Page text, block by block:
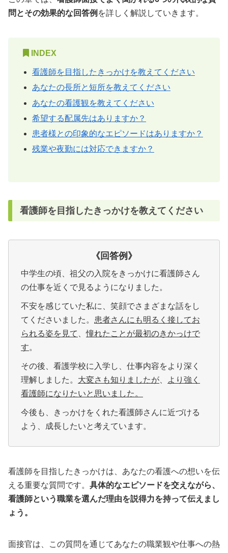
問とその効果的な回答例 を詳しく解説していきます。
INDEX
看護師を目指したきっかけを教えてください
あなたの長所と短所を教えてください
あなたの看護観を教えてください
希望する配属先はありますか？
患者様との印象的なエピソードはありますか？
残業や夜勤には対応できますか？
看護師を目指したきっかけを教えてください
《回答例 》
中学生の頃、祖父の入院をきっかけに看護師さん
の仕事を近くで見るようになりました。
不安を感じていた私に、笑顔でさまざまな話をし
てくださいました。 患者さんにも明るく接してお
られる姿を見て
、憧れたことが最初のきかっけで
す。
その後、看護学校に入学し、仕事内容をより深く
理解しました。 大変さも知りましたが
より強く
看護師になりたいと思いました。
今後も、きっかけをくれた看護師さんに近づける
よう、成長したいと考えています。
看護師を目指したきっかけは、あなたの看護への想いを伝
える重要な質問です。 具体的なエピソードを交えながら、
看護師という職業を選んだ理由を説得力を持って伝えまし
ょう。
面接官は、この質問を通じてあなたの職業観や仕事への熱